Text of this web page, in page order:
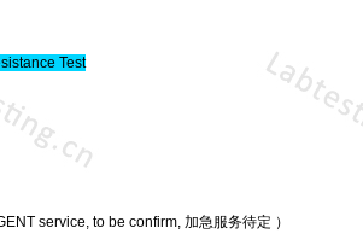
Test
service, to be confirm, 加急服务待定 ）